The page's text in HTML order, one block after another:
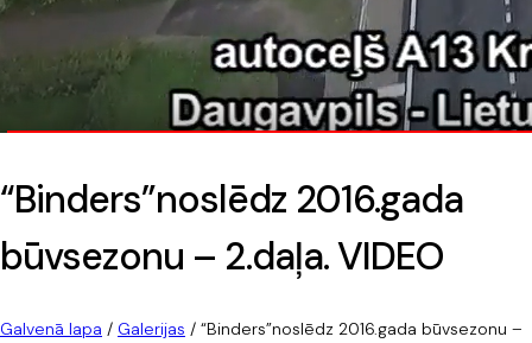
“Binders”noslēdz 2016.gada
būvsezonu – 2.daļa. VIDEO
Galvenā lapa / Galerijas / “Binders”noslēdz 2016.gada būvsezonu –